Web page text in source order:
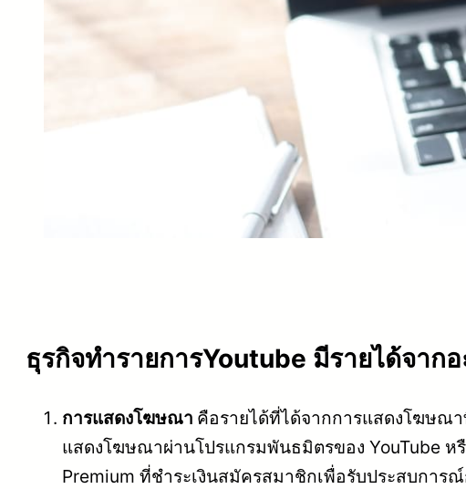
ธุรกิจทำรายการYoutube มีรายได้จากอ
การแสดงโฆษณา คือรายได้ที่ได้จากการแสดงโฆษณ
แสดงโฆษณาผ่านโปรแกรมพันธมิตรของ YouTube
Premium ที่ชำระเงินสมัครสมาชิกเพื่อรับประสบกา